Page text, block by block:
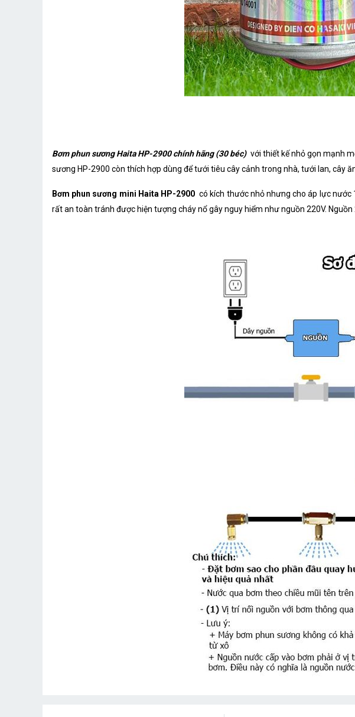
Bơm phun sương Haita HP-2900 chính hãng (30 béc) với thiết kế nhỏ gọn mạnh
sương HP-2900 còn thích hợp dùng để tưới tiêu cây cảnh trong nhà, tưới lan, cây
Bơm phun sương mini Haita HP-2900 có kích thước nhỏ nhưng cho áp lực nước
rất an toàn tránh được hiện tượng cháy nổ gây nguy hiểm như nguồn 220V.